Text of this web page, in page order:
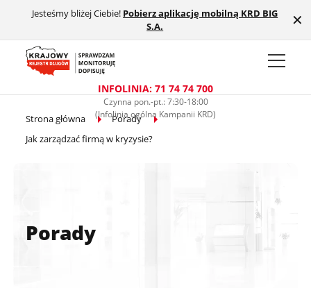
Przejdź do treści głównej
Jesteśmy bliżej Ciebie! Pobierz aplikację mobilną KRD BIG
S.A.
✕
INFOLINIA: 71 74 74 700
Czynna pon.-pt.: 7:30-18:00
(Infolinia ogólna Kampanii KRD)
Strona główna
Porady
Jak zarządzać firmą w kryzysie?
Porady